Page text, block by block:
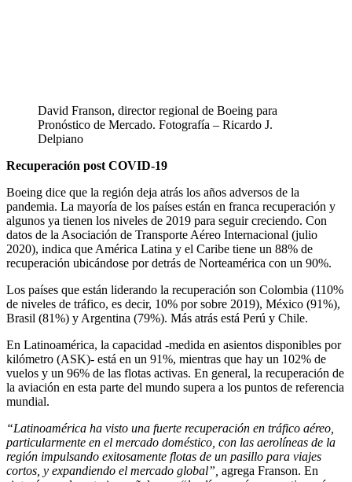
David Franson, director regional de Boeing para
Pronóstico de Mercado. Fotografía – Ricardo J.
Delpiano
Recuperación post COVID-19
Boeing dice que la región deja atrás los años adversos de la
pandemia. La mayoría de los países están en franca recuperación y
algunos ya tienen los niveles de 2019 para seguir creciendo. Con
datos de la Asociación de Transporte Aéreo Internacional (julio
2020), indica que América Latina y el Caribe tiene un 88% de
recuperación ubicándose por detrás de Norteamérica con un 90%.
Los países que están liderando la recuperación son Colombia (110%
de niveles de tráfico, es decir, 10% por sobre 2019), México (91%),
Brasil (81%) y Argentina (79%). Más atrás está Perú y Chile.
En Latinoamérica, la capacidad -medida en asientos disponibles por
kilómetro (ASK)- está en un 91%, mientras que hay un 102% de
vuelos y un 96% de las flotas activas. En general, la recuperación de
la aviación en esta parte del mundo supera a los puntos de referencia
mundial.
“Latinoamérica ha visto una fuerte recuperación en tráfico aéreo,
particularmente en el mercado doméstico, con las aerolíneas de la
región impulsando exitosamente flotas de un pasillo para viajes
cortos, y expandiendo el mercado global”, agrega Franson. En